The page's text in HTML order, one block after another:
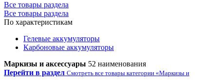
Все товары раздела
Все товары раздела
По характеристикам
Гелевые аккумуляторы
Карбоновые аккумуляторы
Маркизы и аксессуары 52 наименования
Перейти в раздел Смотреть все товары категории «Маркизы и